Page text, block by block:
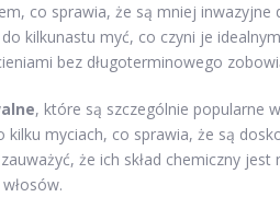
co sprawia, że są mniej
kilkunastu myć, co czyni je
bez długoterminowego
, które są szczególnie popularne
kilku myciach, co sprawia, że są
że ich skład chemiczny